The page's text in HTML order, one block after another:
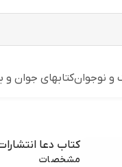
و نوجوانکتابهای جوان و
کتاب دعا انتشارات
مشخصات